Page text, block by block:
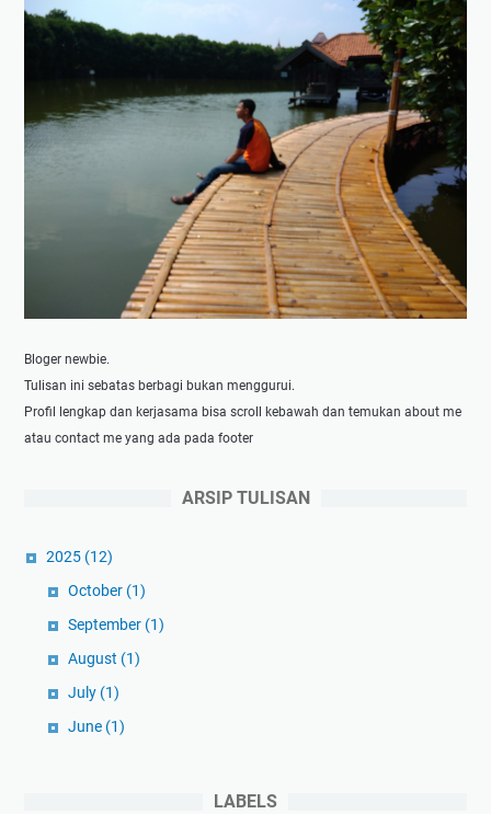
Bloger newbie.
Tulisan ini sebatas berbagi bukan menggurui.
Profil lengkap dan kerjasama bisa scroll kebawah dan temukan about me
atau contact me yang ada pada footer
ARSIP TULISAN
2025 (12)
October (1)
September (1)
August (1)
July (1)
June (1)
LABELS